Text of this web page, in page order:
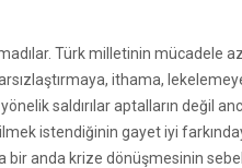
Türk milletinin mücadele
ithama,
saldırılar aptalların değil
istendiğinin gayet iyi
anda krize dönüşmesinin